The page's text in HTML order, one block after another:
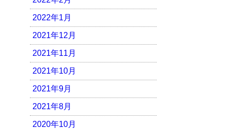
2022年1月
2021年12月
2021年11月
2021年10月
2021年9月
2021年8月
2020年10月